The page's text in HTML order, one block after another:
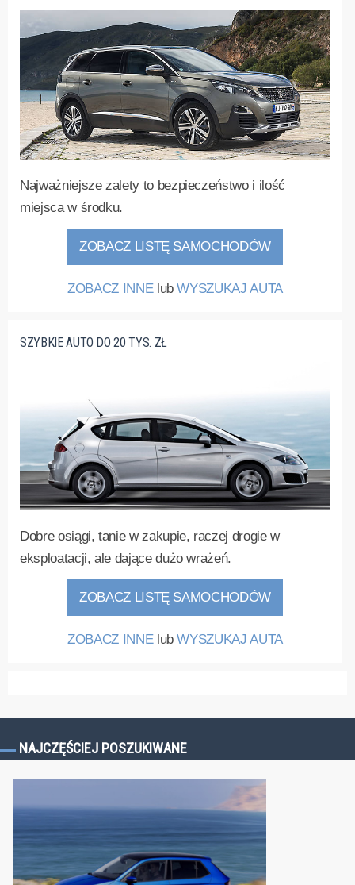
Najważniejsze zalety to bezpieczeństwo i ilość
miejsca w środku.
ZOBACZ LISTĘ SAMOCHODÓW
ZOBACZ INNElubWYSZUKAJ AUTA
SZYBKIE AUTO DO 20 TYS. ZŁ
Dobre osiągi, tanie w zakupie, raczej drogie w
eksploatacji, ale dające dużo wrażeń.
ZOBACZ LISTĘ SAMOCHODÓW
ZOBACZ INNElubWYSZUKAJ AUTA
NAJCZĘŚCIEJ POSZUKIWANE